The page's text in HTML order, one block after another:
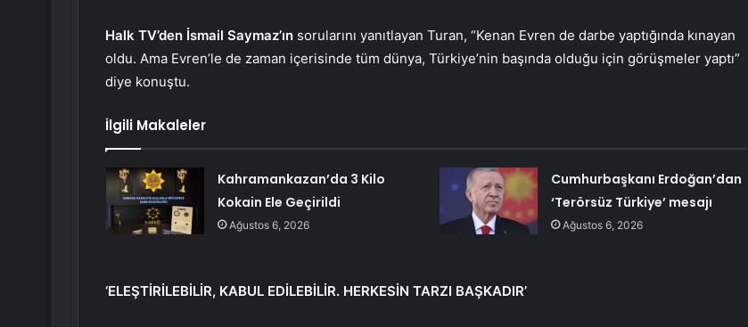
Halk TV’den İsmail Saymaz’ın sorularını yanıtlayan Turan, “Kenan Evren de darbe yaptığında kınayan
oldu. Ama Evren’le de zaman içerisinde tüm dünya, Türkiye’nin başında olduğu için görüşmeler yaptı”
diye konuştu.
İlgili Makaleler
Kahramankazan’da 3 Kilo
Kokain Ele Geçirildi
Ağustos 6, 2026
Cumhurbaşkanı Erdoğan’dan
‘Terörsüz Türkiye’ mesajı
Ağustos 6, 2026
‘ELEŞTİRİLEBİLİR, KABUL EDİLEBİLİR. HERKESİN TARZI BAŞKADIR’